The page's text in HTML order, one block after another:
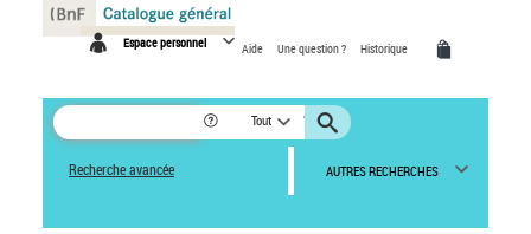
Espace personnel Aide Une question ? Historique
Tout
Recherche avancée AUTRES RECHERCHES
Panneau de gestion des cookies